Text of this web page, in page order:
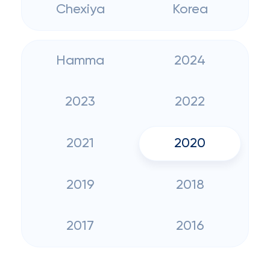
Chexiya Korea
Hamma 2024
2023 2022
2021 2020
2019 2018
2017 2016